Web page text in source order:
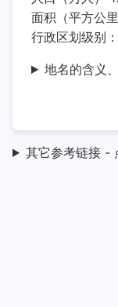
面积（平方公
行政区划级别
地名的含义
其它参考链接 -